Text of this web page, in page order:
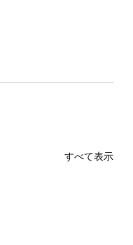
すべて表示